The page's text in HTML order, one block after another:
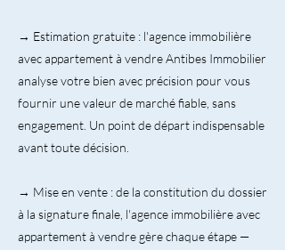
→ Estimation gratuite : l'agence immobilière
avec appartement à vendre Antibes Immobilier
analyse votre bien avec précision pour vous
fournir une valeur de marché fiable, sans
engagement. Un point de départ indispensable
avant toute décision.
→ Mise en vente : de la constitution du dossier
à la signature finale, l'agence immobilière avec
appartement à vendre gère chaque étape —